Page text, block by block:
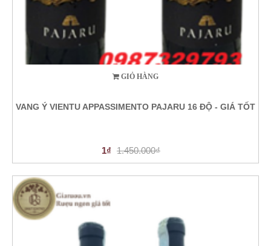
GIỎ HÀNG
VANG Ý VIENTU APPASSIMENTO PAJARU 16 ĐỘ - GIÁ TỐT
1₫ 1.450.000₫